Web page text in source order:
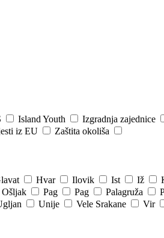
Island Youth Izgradnja zajednice
iz EU Zaštita okoliša
Hvar Ilovik Ist Iž
Ošljak Pag Pag Palagruža
Unije Vele Srakane Vir